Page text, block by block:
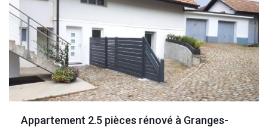
Appartement 2.5 pièces rénové à Granges-